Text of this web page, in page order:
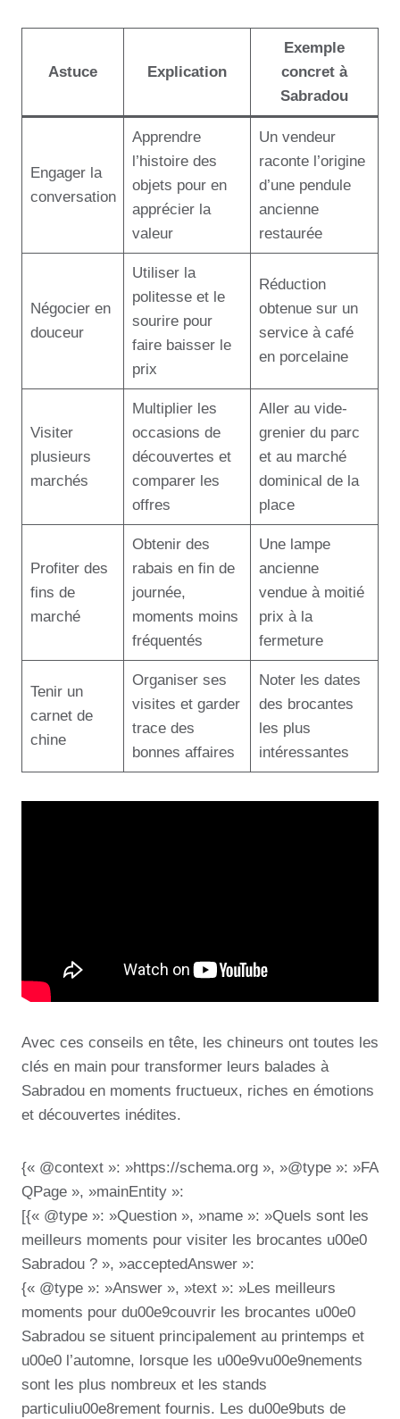
Astuce Explication
Exemple
concret à
Sabradou
Engager la
conversation
Apprendre
l’histoire des
objets pour en
apprécier la
valeur
Un vendeur
raconte l’origine
d’une pendule
ancienne
restaurée
Négocier en
douceur
Utiliser la
politesse et le
sourire pour
faire baisser le
prix
Réduction
obtenue sur un
service à café
en porcelaine
Visiter
plusieurs
marchés
Multiplier les
occasions de
découvertes et
comparer les
offres
Aller au vide-
grenier du parc
et au marché
dominical de la
place
Profiter des
fins de
marché
Obtenir des
rabais en fin de
journée,
moments moins
fréquentés
Une lampe
ancienne
vendue à moitié
prix à la
fermeture
Tenir un
carnet de
chine
Organiser ses
visites et garder
trace des
bonnes affaires
Noter les dates
des brocantes
les plus
intéressantes
Avec ces conseils en tête, les chineurs ont toutes les
clés en main pour transformer leurs balades à
Sabradou en moments fructueux, riches en émotions
et découvertes inédites.
{« @context »: »https://schema.org », »@type »: »FA
QPage », »mainEntity »:
[{« @type »: »Question », »name »: »Quels sont les
meilleurs moments pour visiter les brocantes u00e0
Sabradou ? », »acceptedAnswer »:
{« @type »: »Answer », »text »: »Les meilleurs
moments pour du00e9couvrir les brocantes u00e0
Sabradou se situent principalement au printemps et
u00e0 l’automne, lorsque les u00e9vu00e9nements
sont les plus nombreux et les stands
particuliu00e8rement fournis. Les du00e9buts de